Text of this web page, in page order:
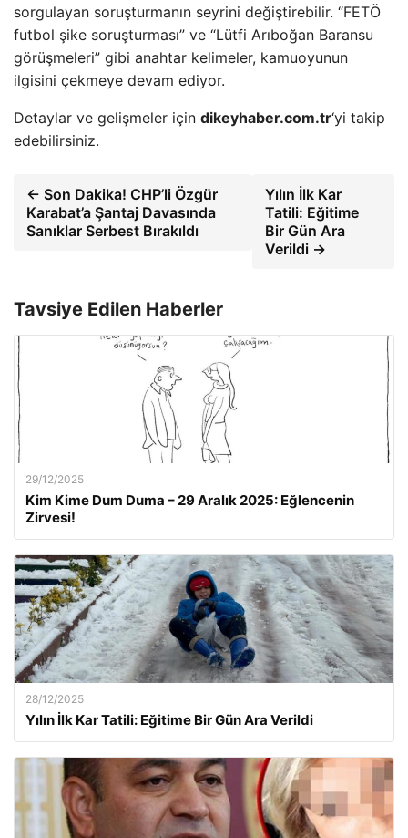
sorgulayan soruşturmanın seyrini değiştirebilir. “FETÖ
futbol şike soruşturması” ve “Lütfi Arıboğan Baransu
görüşmeleri” gibi anahtar kelimeler, kamuoyunun
ilgisini çekmeye devam ediyor.
Detaylar ve gelişmeler için dikeyhaber.com.tr‘yi takip
edebilirsiniz.
← Son Dakika! CHP’li Özgür
Karabat’a Şantaj Davasında
Sanıklar Serbest Bırakıldı
Yılın İlk Kar
Tatili: Eğitime
Bir Gün Ara
Verildi →
Tavsiye Edilen Haberler
29/12/2025
Kim Kime Dum Duma – 29 Aralık 2025: Eğlencenin
Zirvesi!
28/12/2025
Yılın İlk Kar Tatili: Eğitime Bir Gün Ara Verildi